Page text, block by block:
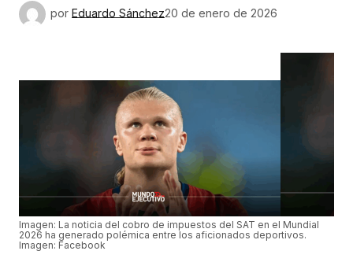
por Eduardo Sánchez20 de enero de 2026
Imagen: La noticia del cobro de impuestos del SAT en el Mundial
2026 ha generado polémica entre los aficionados deportivos.
Imagen: Facebook